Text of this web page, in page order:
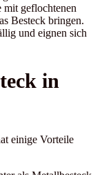
mit geflochtenen
Besteck bringen.
und eignen sich
in
einige Vorteile